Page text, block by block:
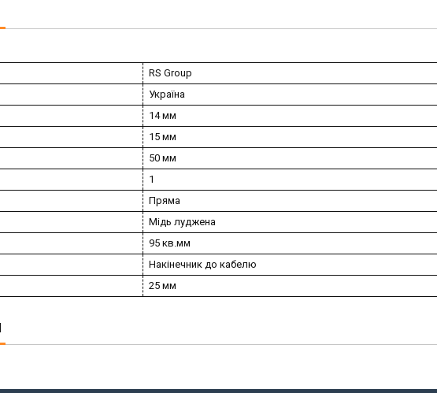
RS Group
Україна
14 мм
15 мм
50 мм
1
Пряма
Мідь луджена
95 кв.мм
Накінечник до кабелю
25 мм